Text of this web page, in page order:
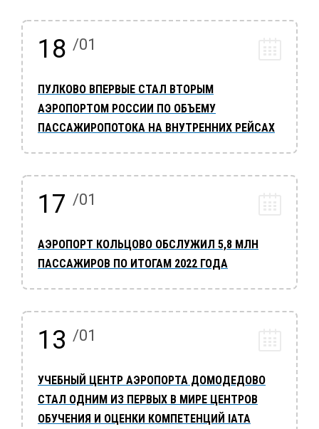
18 /01
ПУЛКОВО ВПЕРВЫЕ СТАЛ ВТОРЫМ
АЭРОПОРТОМ РОССИИ ПО ОБЪЕМУ
ПАССАЖИРОПОТОКА НА ВНУТРЕННИХ РЕЙСАХ
17 /01
АЭРОПОРТ КОЛЬЦОВО ОБСЛУЖИЛ 5,8 МЛН
ПАССАЖИРОВ ПО ИТОГАМ 2022 ГОДА
13 /01
УЧЕБНЫЙ ЦЕНТР АЭРОПОРТА ДОМОДЕДОВО
СТАЛ ОДНИМ ИЗ ПЕРВЫХ В МИРЕ ЦЕНТРОВ
ОБУЧЕНИЯ И ОЦЕНКИ КОМПЕТЕНЦИЙ IATA